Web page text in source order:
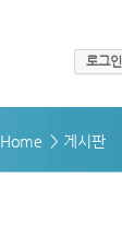
로그인
Home > 게시판